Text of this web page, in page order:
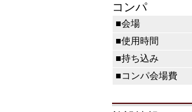
コンパ
■会場
■使用時間
■持ち込み
■コンパ会場費